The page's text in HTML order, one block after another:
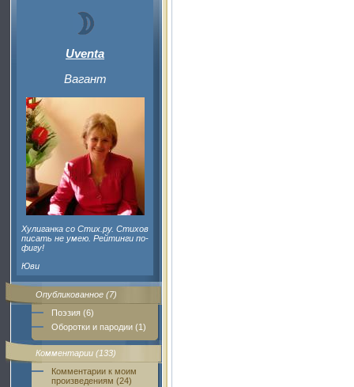
Uventa
Вагант
Хулиганка со Стих.ру. Стихов
писать не умею. Рейтинги по-
фигу!
Юви
Опубликованное (7)
Поэзия (6)
Оборотки и пародии (1)
Комментарии (133)
Комментарии к моим
произведениям (24)